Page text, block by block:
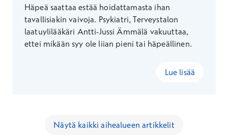
Häpeä saattaa estää hoidattamasta ihan
tavallisiakin vaivoja. Psykiatri, Terveystalon
laatuylilääkäri Antti-Jussi Ämmälä vakuuttaa,
ettei mikään syy ole liian pieni tai häpeällinen.
Lue lisää
Näytä kaikki aihealueen artikkelit